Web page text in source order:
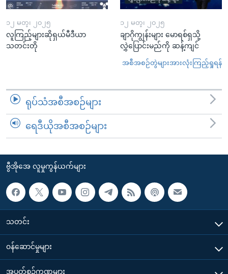
၁၂ မတ္၊ ၂၀၂၅
လူကြည့်များဆိုရှယ်မီဒီယာ
သတင်းတို
၁၂ မတ္၊ ၂၀၂၅
ချာဂိုကျွန်းများ မောရစ်ရှသို့
လွှဲပြောင်းမည်ကို ဆန့်ကျင်
အစီအစဉ်တွဲများအားလုံးကြည့်ရှုရန်
ရုပ်သံအစီအစဉ်များ
ရေဒီယိုအစီအစဉ်များ
ဗွီအိုအေ လူမှုကွန်ယက်များ
သတင်း
၀န်ဆောင်မှုများ
အပတ်စဉ်ကဏ္ဍများ